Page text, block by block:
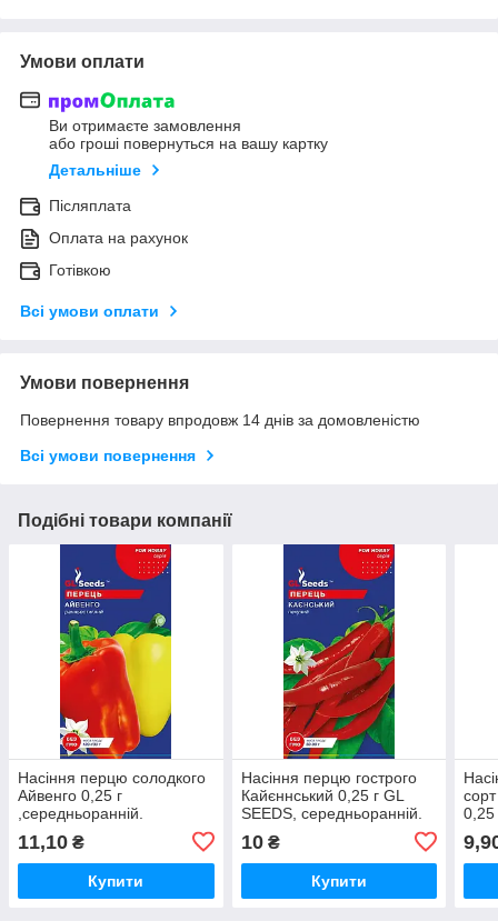
Умови оплати
Ви отримаєте замовлення
або гроші повернуться на вашу картку
Детальніше
Післяплата
Оплата на рахунок
Готівкою
Всі умови оплати
Умови повернення
Повернення товару впродовж 14 днів за домовленістю
Всі умови повернення
Подібні товари компанії
Насіння перцю солодкого
Айвенго 0,25 г
,середньоранній.
11,10 ₴
Купити
Насіння перцю гострого
Кайєннський 0,25 г GL
SEEDS, середньоранній.
10₴
Купити
0,25